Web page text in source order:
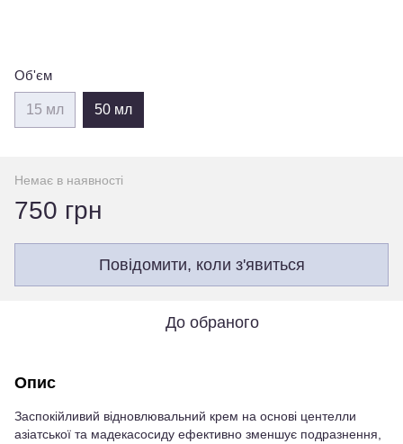
Об'єм
15 мл 50 мл
Немає в наявності
750 грн
Повідомити, коли з'явиться
До обраного
Опис
Заспокійливий відновлювальний крем на основі центелли
азіатської та мадекасосиду ефективно зменшує подразнення,